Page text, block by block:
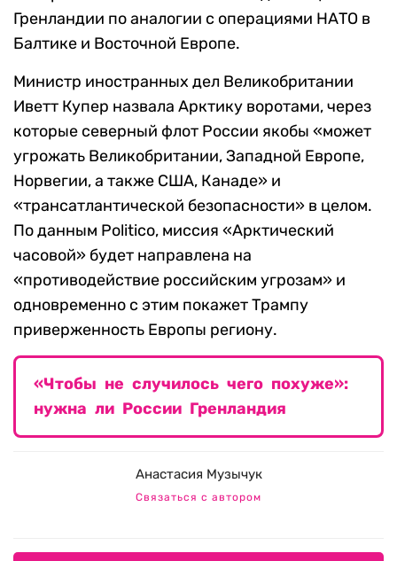
Гренландии по аналогии с операциями НАТО в
Балтике и Восточной Европе.
Министр иностранных дел Великобритании
Иветт Купер назвала Арктику воротами, через
которые северный флот России якобы «может
угрожать Великобритании, Западной Европе,
Норвегии, а также США, Канаде» и
«трансатлантической безопасности» в целом.
По данным Politico, миссия «Арктический
часовой» будет направлена на
«противодействие российским угрозам» и
одновременно с этим покажет Трампу
приверженность Европы региону.
«Чтобы не случилось чего похуже»:
нужна ли России Гренландия
Анастасия Музычук
Связаться с автором